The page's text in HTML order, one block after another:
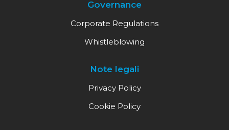
Governance
Corporate Regulations
Whistleblowing
Note legali
Privacy Policy
Cookie Policy